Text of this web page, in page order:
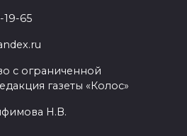
19-65
с ограниченной
газеты «Колос»
Н.В.